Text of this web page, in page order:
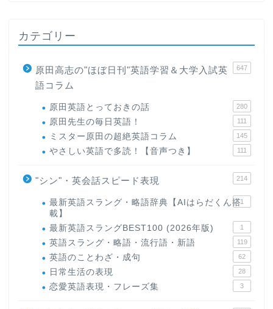
カテゴリー
原田高志の"ほぼ日刊"英語学習＆大学入試英
語コラム
647
原田英語とっておきの話 280
原田先生の毎日英語！ 111
ミスター原田の超絶英語コラム 145
やさしい英語で多読！【音声つき】 111
"シン"・英会話スピード表現 214
最新英語スラング・略語辞典【AIはらだくん搭
載】
1
最新英語スラングBEST100 (2026年版) 1
英語スラング・略語・流行語・新語 119
英語のことわざ・成句 62
日常生活の表現 28
恋愛英語表現・フレーズ集 3